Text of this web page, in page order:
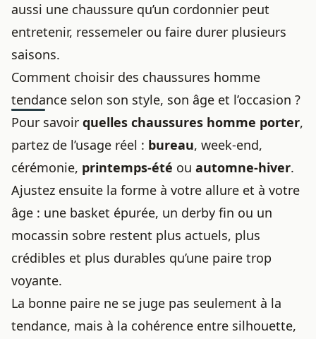
aussi une chaussure qu’un cordonnier peut
entretenir, ressemeler ou faire durer plusieurs
saisons.
Comment choisir des chaussures homme
tendance selon son style, son âge et l’occasion ?
Pour savoir quelles chaussures homme porter,
partez de l’usage réel : bureau, week-end,
cérémonie, printemps-été ou automne-hiver.
Ajustez ensuite la forme à votre allure et à votre
âge : une basket épurée, un derby fin ou un
mocassin sobre restent plus actuels, plus
crédibles et plus durables qu’une paire trop
voyante.
La bonne paire ne se juge pas seulement à la
tendance, mais à la cohérence entre silhouette,